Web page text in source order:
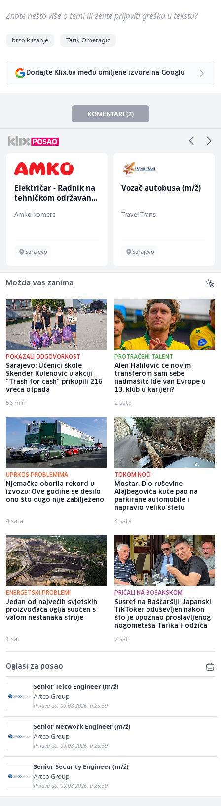
Znate nešto više o temi ili želite prijaviti grešku u tekstu?
brzo klizanje Tarik Omeragić
Dodajte Klix.ba među omiljene izvore na Googlu
KOMENTARI (2)
Električar - Radnik na
tehničkom održavanju
Amko komerc
Sarajevo
Vozač autobusa (m/ž)
Travel-Trans
Sarajevo
Možda vas zanima
POKAZALI ODGOVORNOST
Sarajevo: Učenici škole
Skender Kulenović u akciji
"Trash for cash" prikupili 216
vreća otpada
56 min
PROTRAĆENI TALENT
Alen Halilović će novim
transferom sam sebe
nadmašiti: Ide van Evrope u
13. klub u karijeri?
2 sata
UPRKOS PROBLEMIMA
Njemačka oborila rekord u
izvozu: Ove godine se desilo
ono što dugo nije zabilježeno
4 sata
TOKOM NOĆI
Mostar: Dio ruševine
Alajbegovića kuće pao na
parkirane automobile i
napravio veliku štetu
4 sata
ENERGETSKI PROBLEMI
Jedan od najvećih svjetskih
proizvođača uglja suočen s
valom nestanaka struje
1 sat
PRIČALI NA BOSANSKOM
Susret na Baščaršiji: Japanski
TikToker oduševljen nakon
što je upoznao proslavljenog
nogometaša Tarika Hodžića
7 sati
Oglasi za posao
Senior Telco Engineer (m/ž)
Artco Group
Prijava do: 09.08.2026. u 23:59
Senior Network Engineer (m/ž)
Artco Group
Prijava do: 09.08.2026. u 23:59
Senior Security Engineer (m/ž)
Artco Group
Prijava do: 09.08.2026. u 23:59